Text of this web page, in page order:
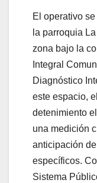
El operativo
la parroquia
zona bajo la
Integral
Diagnóstico
este espacio,
detenimiento
una medición
anticipación
específicos.
Sistema